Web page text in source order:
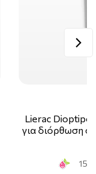
Lierac
για διόρθωση
15